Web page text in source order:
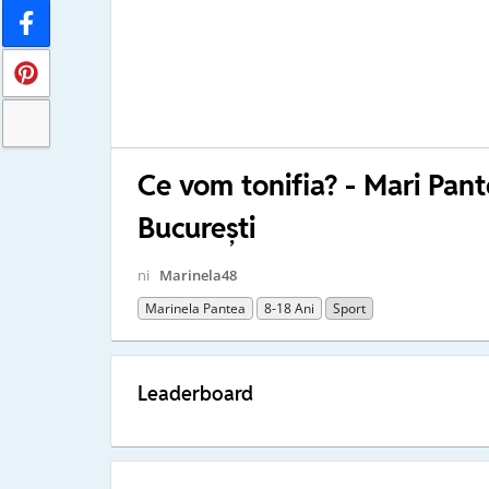
Ce vom tonifia? - Mari
București
ni Marinela48
Marinela Pantea 8-18 Ani Sport
Leaderboard